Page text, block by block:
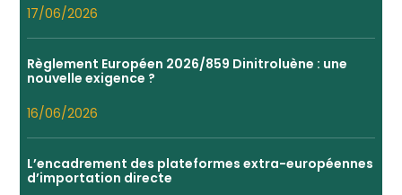
17/06/2026
Règlement Européen 2026/859 Dinitroluène : une
nouvelle exigence ?
16/06/2026
L’encadrement des plateformes extra-européennes
d’importation directe